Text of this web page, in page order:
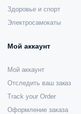
Здоровье и спорт
Электросамокаты
Мой аккаунт
Мой аккаунт
Отследить ваш заказ
Track your Order
Оформление заказа